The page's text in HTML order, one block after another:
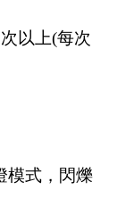
以上(每次
模式，閃爍